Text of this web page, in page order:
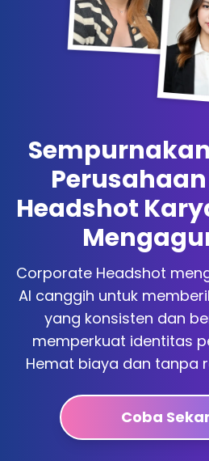
Headshot
Corporate Headshot
AI canggih untuk
yang konsisten dan
memperkuat identitas
Hemat biaya dan tanpa
Coba